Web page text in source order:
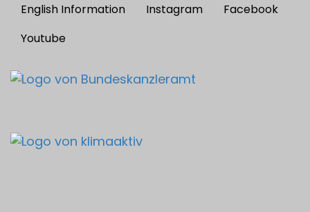
English Information
Instagram
Facebook
Youtube